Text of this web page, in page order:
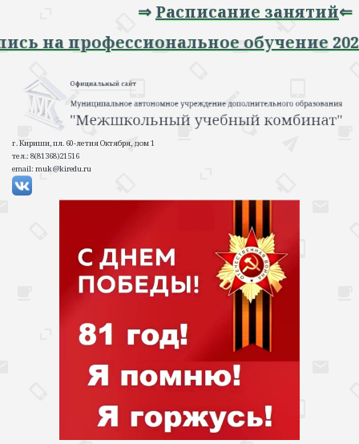
⇒Расписание занятий⇐
на профессиональное обучение
г. Кириши, пл. 60-летия Октября, дом 1
тел.: 8(81368)21516
email: muk@kiredu.ru